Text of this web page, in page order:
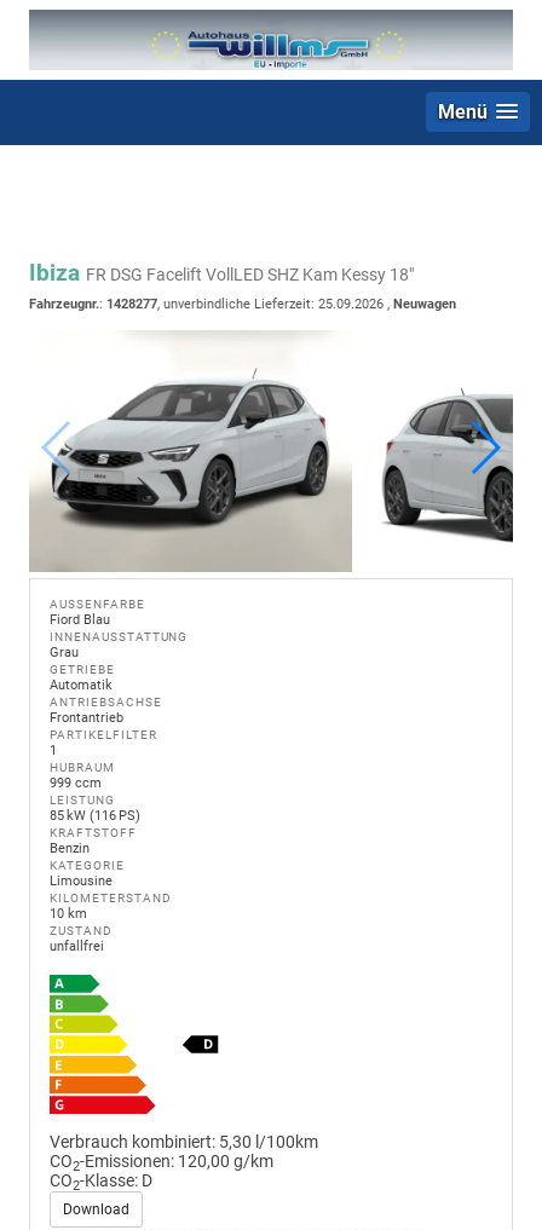
Menü
Ibiza FR DSG Facelift VollLED SHZ Kam Kessy 18"
Fahrzeugnr.: 1428277, unverbindliche Lieferzeit: 25.09.2026 , Neuwagen
AUSSENFARBE
Fiord Blau
INNENAUSSTATTUNG
Grau
GETRIEBE
Automatik
ANTRIEBSACHSE
Frontantrieb
PARTIKELFILTER
1
HUBRAUM
999 ccm
LEISTUNG
85 kW (116 PS)
KRAFTSTOFF
Benzin
KATEGORIE
Limousine
KILOMETERSTAND
10 km
ZUSTAND
unfallfrei
Verbrauch kombiniert: 5,30 l/100km
CO2-Emissionen: 120,00 g/km
CO2-Klasse: D
Download